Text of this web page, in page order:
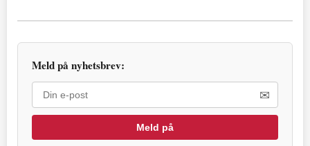
Meld på nyhetsbrev:
✉
Meld på